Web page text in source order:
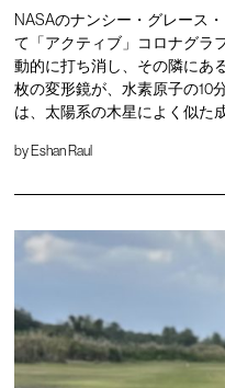
NASAのナンシー・グレース
て「アクティブ」コロナグラ
動的に打ち消し、その隣にあ
枚の変形鏡が、水素原子の10
は、太陽系の木星によく似た
byEshan Raul